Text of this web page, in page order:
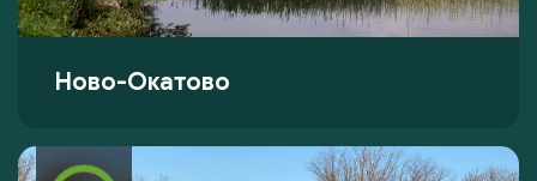
Ново-Окатово